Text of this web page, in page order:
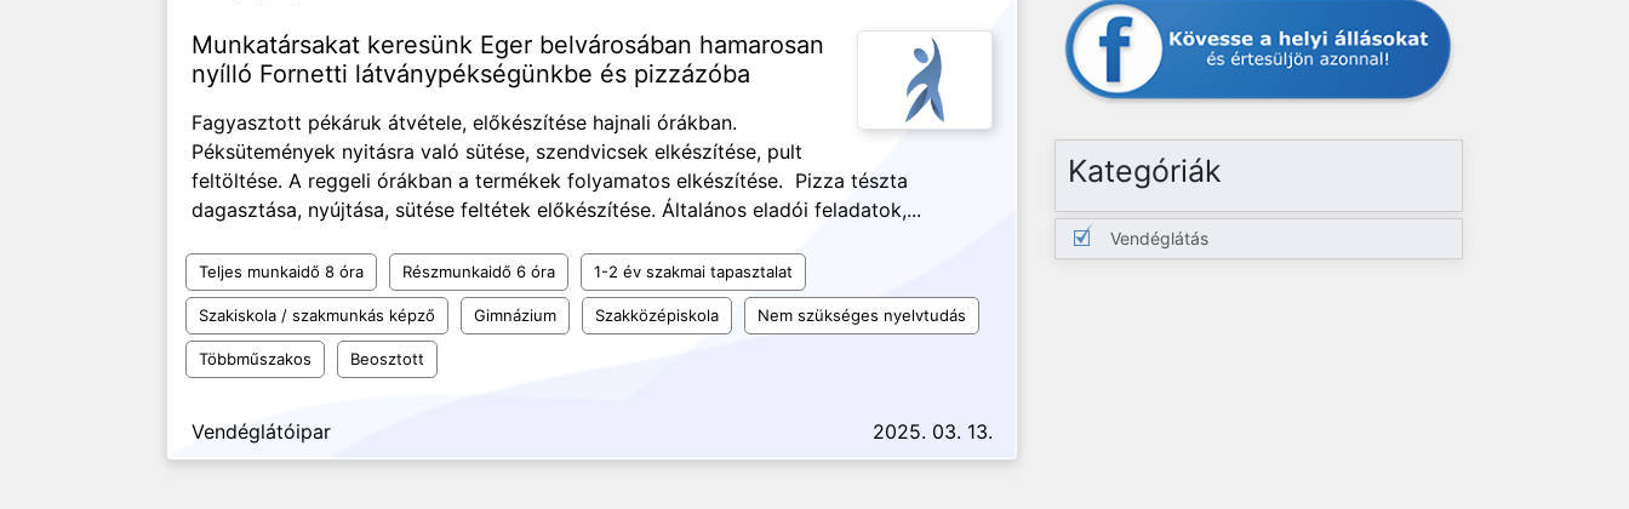
Munkatársakat keresünk Eger belvárosában hamarosan
nyílló Fornetti látványpékségünkbe és pizzázóba
Fagyasztott pékáruk átvétele, előkészítése hajnali órákban.
Péksütemények nyitásra való sütése, szendvicsek elkészítése, pult
feltöltése. A reggeli órákban a termékek folyamatos elkészítése. Pizza tészta
dagasztása, nyújtása, sütése feltétek előkészítése. Általános eladói feladatok,...
Teljes munkaidő 8 óra Részmunkaidő 6 óra 1-2 év szakmai tapasztalat
Szakiskola / szakmunkás képző Gimnázium Szakközépiskola Nem szükséges nyelvtudás
Többműszakos Beosztott
Vendéglátóipar 2025. 03. 13.
Kategóriák
Vendéglátás